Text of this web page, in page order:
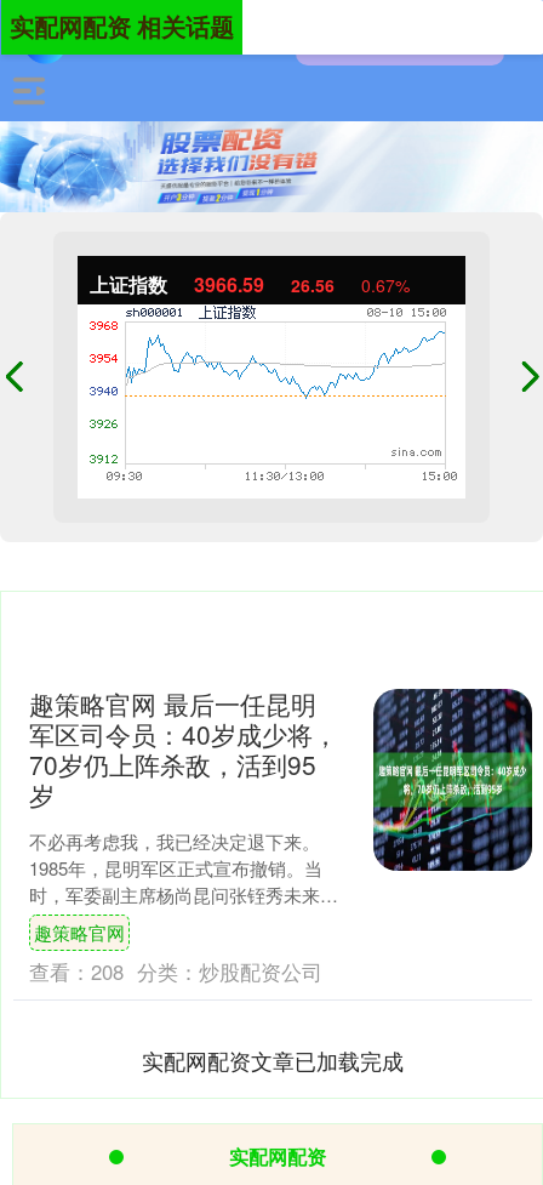
上证指数 3966.59 26.56 0.67%
实配网配资 相关话题
趣策略官网 最后一任昆明
军区司令员：40岁成少将，
70岁仍上阵杀敌，活到95
岁
不必再考虑我，我已经决定退下来。
1985年，昆明军区正式宣布撤销。当
时，军委副主席杨尚昆问张铚秀未来的
打算，他坚定地说道了这番话。 展开剩
余76% 退休后不久，....
趣策略官网
查看： 208 分类： 炒股配资公司
实配网配资文章已加载完成
实配网配资